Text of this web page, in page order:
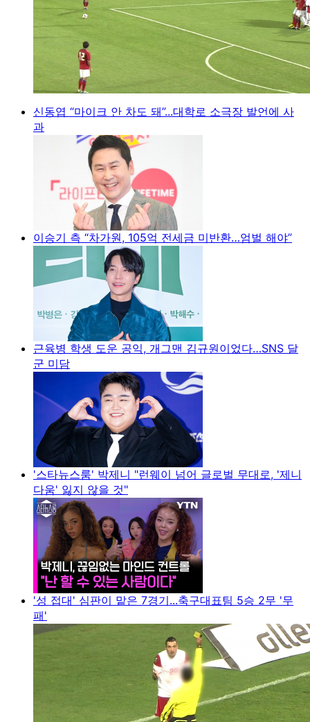
신동엽 “마이크 안 차도 돼”...대학로 소극장 발언에 사
과
이승기 측 “차가원, 105억 전세금 미반환…엄벌 해야”
근육병 학생 도운 공익, 개그맨 김규원이었다…SNS 달
군 미담
'스타뉴스룸' 박제니 "런웨이 넘어 글로벌 무대로, '제니
다움' 잃지 않을 것"
'성 접대' 심판이 맡은 7경기...축구대표팀 5승 2무 '무
패'